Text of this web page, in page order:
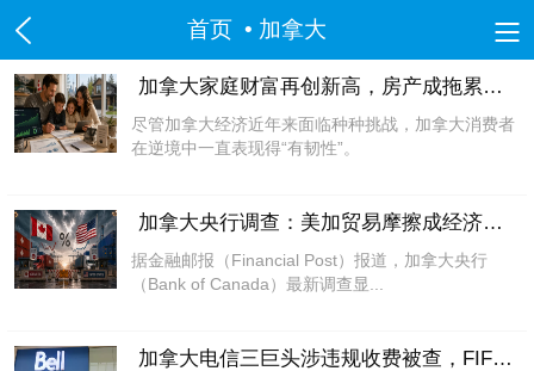
首页 • 加拿大
美国
洛杉矶 旧金山 沙加缅度 热点 纽约
北京市 上海市 天津市 重庆市
河北省
山西省
辽宁省 吉林省 黑龙江省
江苏省
河南省
湖北省 湖南省 广东省
海南省
加拿大家庭财富再创新高，房产成拖累鬼，
尽管加拿大经济近年来面临种种挑战，加拿大消费者
在逆境中一直表现得“有韧性”。
加拿大央行调查：美加贸易摩擦成经济最大
据金融邮报（Financial Post）报道，加拿大央行
（Bank of Canada）最新调查显...
加拿大电信三巨头涉违规收费被查，FIFA门